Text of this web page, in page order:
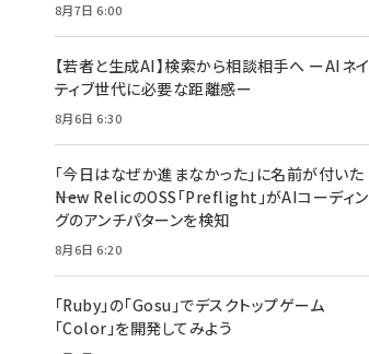
8月7日 6:00
【若者と生成AI】検索から相談相手へ ーAIネイ
ティブ世代に必要な距離感ー
8月6日 6:30
「今日はなぜか進まなかった」に名前が付いた
――New RelicのOSS「Preflight」がAIコーディン
グのアンチパターンを検知
8月6日 6:20
「Ruby」の「Gosu」でデスクトップゲーム
「Color」を開発してみよう